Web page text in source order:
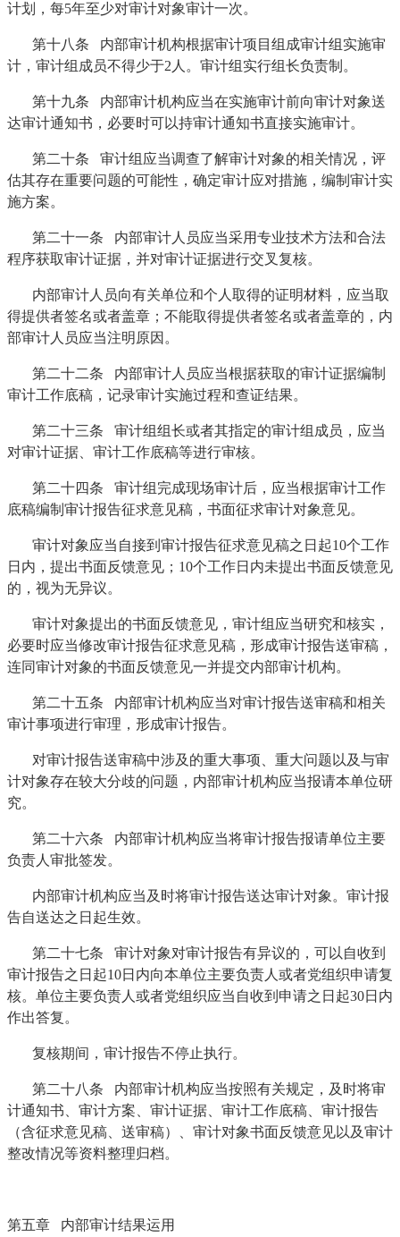
计划，每5年至少对审计对象审计一次。
第十八条 内部审计机构根据审计项目组成审计组实施审
计，审计组成员不得少于2人。审计组实行组长负责制。
第十九条 内部审计机构应当在实施审计前向审计对象送
达审计通知书，必要时可以持审计通知书直接实施审计。
第二十条 审计组应当调查了解审计对象的相关情况，评
估其存在重要问题的可能性，确定审计应对措施，编制审计实
施方案。
第二十一条 内部审计人员应当采用专业技术方法和合法
程序获取审计证据，并对审计证据进行交叉复核。
内部审计人员向有关单位和个人取得的证明材料，应当取
得提供者签名或者盖章；不能取得提供者签名或者盖章的，内
部审计人员应当注明原因。
第二十二条 内部审计人员应当根据获取的审计证据编制
审计工作底稿，记录审计实施过程和查证结果。
第二十三条 审计组组长或者其指定的审计组成员，应当
对审计证据、审计工作底稿等进行审核。
第二十四条 审计组完成现场审计后，应当根据审计工作
底稿编制审计报告征求意见稿，书面征求审计对象意见。
审计对象应当自接到审计报告征求意见稿之日起10个工作
日内，提出书面反馈意见；10个工作日内未提出书面反馈意见
的，视为无异议。
审计对象提出的书面反馈意见，审计组应当研究和核实，
必要时应当修改审计报告征求意见稿，形成审计报告送审稿，
连同审计对象的书面反馈意见一并提交内部审计机构。
第二十五条 内部审计机构应当对审计报告送审稿和相关
审计事项进行审理，形成审计报告。
对审计报告送审稿中涉及的重大事项、重大问题以及与审
计对象存在较大分歧的问题，内部审计机构应当报请本单位研
究。
第二十六条 内部审计机构应当将审计报告报请单位主要
负责人审批签发。
内部审计机构应当及时将审计报告送达审计对象。审计报
告自送达之日起生效。
第二十七条 审计对象对审计报告有异议的，可以自收到
审计报告之日起10日内向本单位主要负责人或者党组织申请复
核。单位主要负责人或者党组织应当自收到申请之日起30日内
作出答复。
复核期间，审计报告不停止执行。
第二十八条 内部审计机构应当按照有关规定，及时将审
计通知书、审计方案、审计证据、审计工作底稿、审计报告
（含征求意见稿、送审稿）、审计对象书面反馈意见以及审计
整改情况等资料整理归档。
第五章 内部审计结果运用